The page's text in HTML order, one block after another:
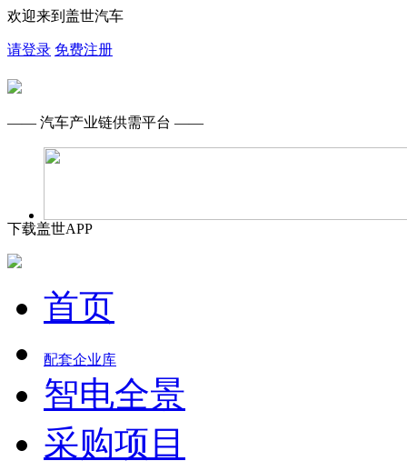
欢迎来到盖世汽车
请登录 免费注册
—— 汽车产业链供需平台 ——
下载盖世APP
首页
配套企业库
智电全景
采购项目